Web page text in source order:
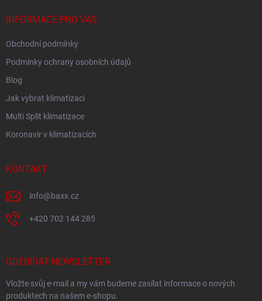
INFORMACE PRO VÁS
Obchodní podmínky
Podmínky ochrany osobních údajů
Blog
Jak vybrat klimatizaci
Multi Split klimatizace
Koronavir v klimatizacích
KONTAKT
info@baxx.cz
+420 702 144 285
ODEBÍRAT NEWSLETTER
Vložte svůj e-mail a my vám budeme zasílat informace o nových
produktech na našem e-shopu.